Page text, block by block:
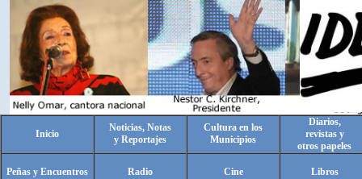
Inicio
Noticias, Notas
y Reportajes
Cultura en los
Municipios
Diarios,
revistas y
otros papeles
Peñas y Encuentros Radio Cine Libros